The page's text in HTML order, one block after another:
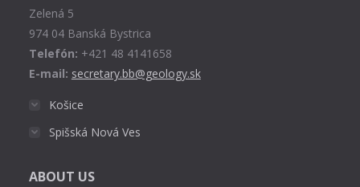
window
Zelená 5
974 04 Banská Bystrica
Telefón: +421 48 4141658
E-mail: secretary.bb@geology.sk
Košice
Spišská Nová Ves
ABOUT US